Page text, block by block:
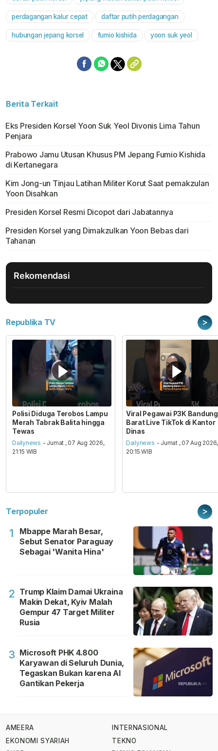
perdagangan kalur cepat daftar putih perdagangan
hubungan jepang korsel fumio kishida yoon suk yeol
Berita Terkait
Eks Presiden Korsel Yoon Suk Yeol Divonis Lima Tahun
Penjara
Prabowo Jamu Utusan Khusus PM Jepang Fumio Kishida
di Kertanegara
Kim Jong-un Tinjau Latihan Militer Korut Saat pemakzulan
Yoon Disahkan
Presiden Korsel Resmi Dicopot dari Jabatannya
Presiden Korsel yang Dimakzulkan Yoon Bebas dari
Tahanan
Rekomendasi
Republika TV >
Polisi Diduga Terobos Lampu
Merah Tabrak Balita hingga
Tewas
Dailynews - Jumat , 07 Aug 2026,
21:15 WIB
Viral Pegawai P3K Bandung
Barat Live TikTok di Kantor
Dinas
Dailynews - Jumat , 07 Aug 2026,
20:15 WIB
Terpopuler >
1
Mbappe Marah Besar,
Sebut Senator Paraguay
Sebagai 'Wanita Hina'
2 Trump Klaim Damai Ukraina
Makin Dekat, Kyiv Malah
Gempur 47 Target Militer
Rusia
3 Microsoft PHK 4.800
Karyawan di Seluruh Dunia,
Tegaskan Bukan karena AI
Gantikan Pekerja
AMEERA
EKONOMI SYARIAH
INTERNASIONAL
TEKNO